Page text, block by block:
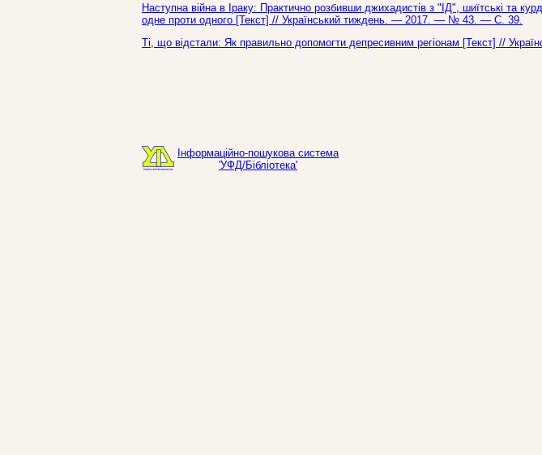
Наступна війна в Іраку: Практично розбивши джихадистів з "ІД", шиїтські та
одне проти одного [Текст] // Український тиждень. — 2017. — № 43. — С. 39.
Ті, що відстали: Як правильно допомогти депресивним регіонам [Текст] //
Інформаційно-пошукова система
'УФД/Бібліотека'